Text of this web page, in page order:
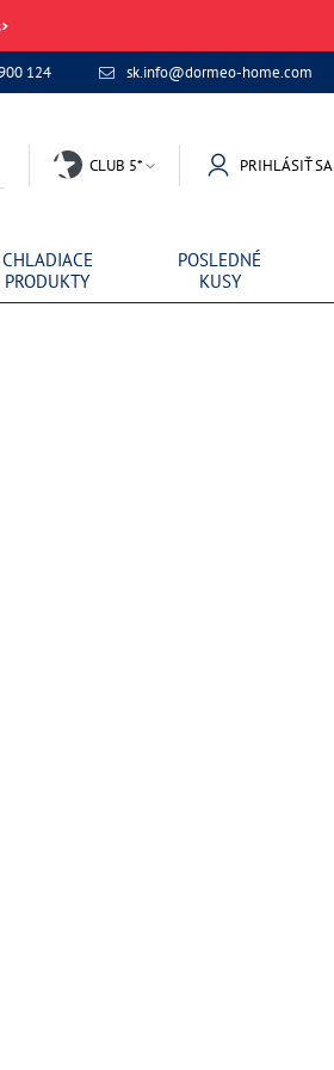
124 sk.info@dormeo-home.com
CLUB 5* PRIHLÁSIŤ SA
CHLADIACE
PRODUKTY
POSLEDNÉ
KUSY